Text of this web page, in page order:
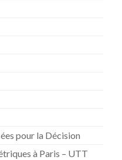
pour la Décision
à Paris – UTT